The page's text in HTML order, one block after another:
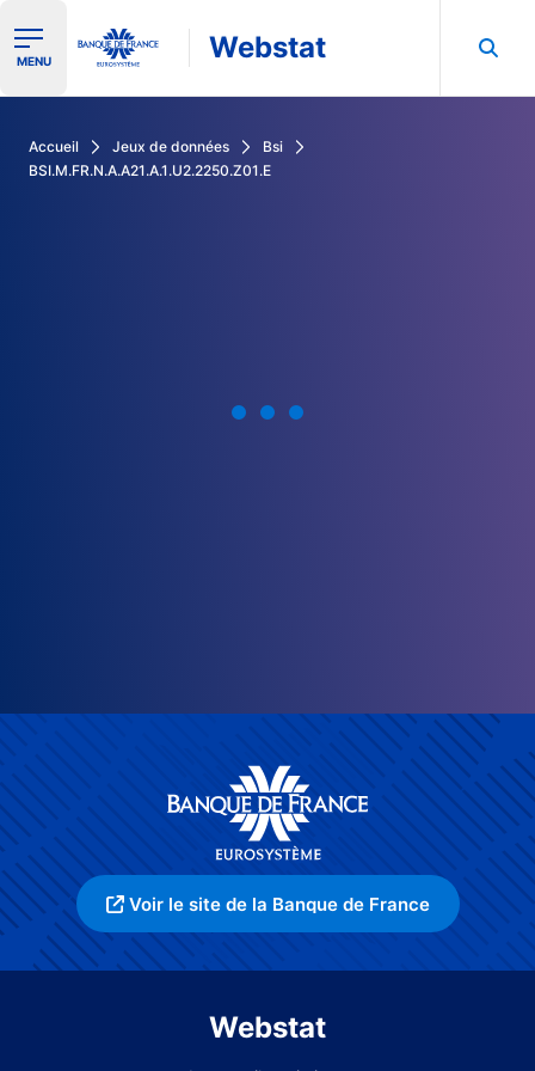
Ouvrir le menu de navigation
MENU Webstat
Accueil Jeux de données
Bsi
BSI.M.FR.N.A.A21.A.1.U2.2250.Z01.E
Voir le site de la Banque de France
Webstat